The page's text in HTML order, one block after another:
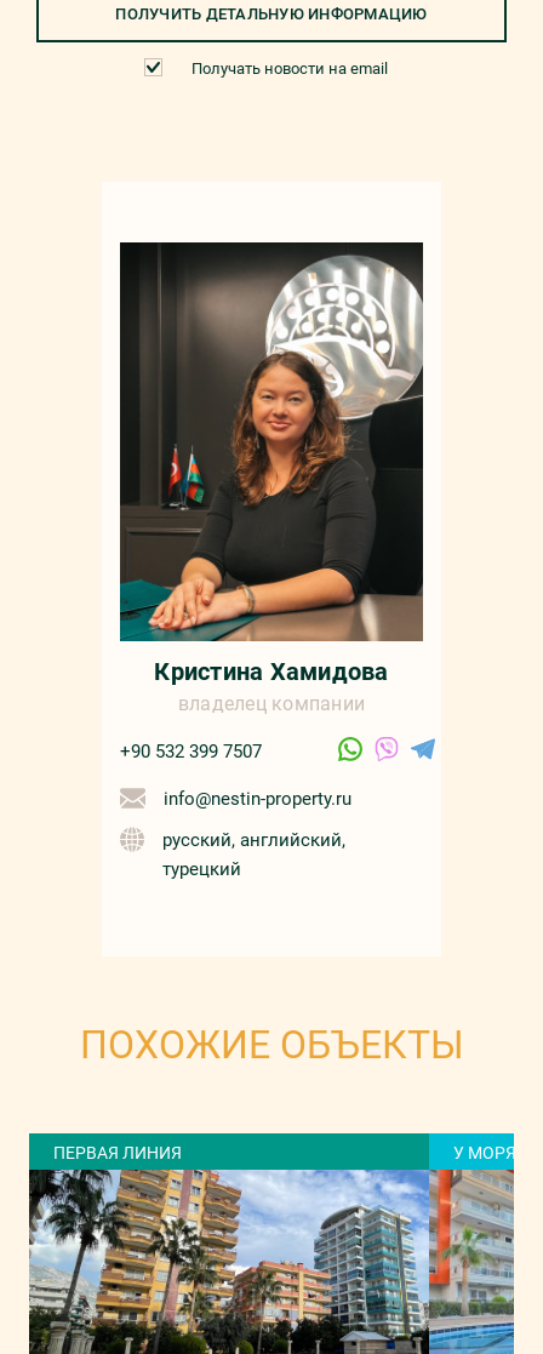
ПОЛУЧИТЬ ДЕТАЛЬНУЮ ИНФОРМАЦИЮ
Получать новости на email
Кристина Хамидова
владелец компании
+90 532 399 7507
info@nestin-property.ru
русский, английский,
турецкий
ПОХОЖИЕ ОБЪЕКТЫ
ПЕРВАЯ ЛИНИЯ У МОРЯ